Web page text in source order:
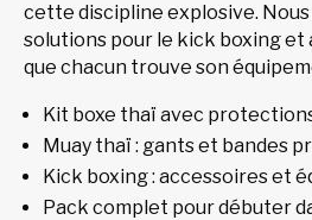
cette discipline explosive.
solutions pour le kick boxing et
que chacun trouve son
Kit boxe thaï avec
Muay thaï : gants et bandes
Kick boxing : accessoires et
Pack complet pour débuter